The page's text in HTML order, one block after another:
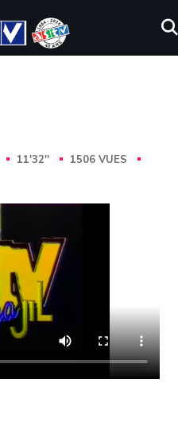
11'32''
1506 VUES